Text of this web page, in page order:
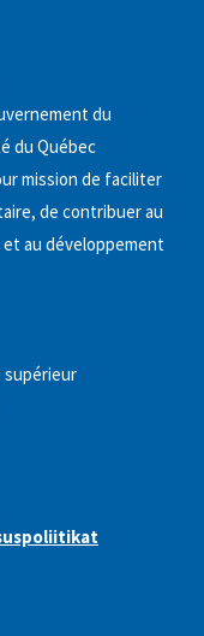
du
du Québec
mission de faciliter
de contribuer au
au développement
supérieur